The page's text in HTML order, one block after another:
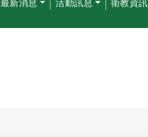
最新消息 活動訊息 衛教資訊